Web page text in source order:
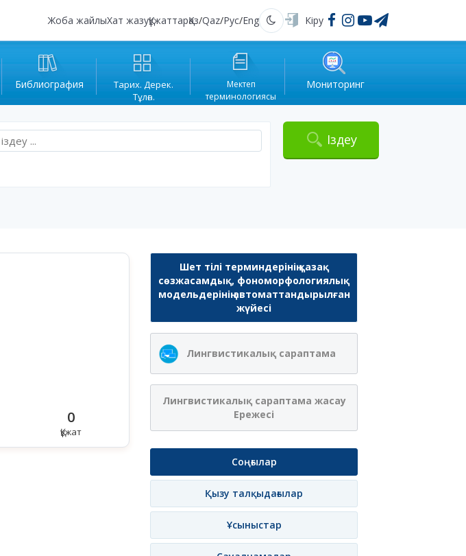
Жоба жайлыХат жазуҚұжаттарҚаз/Qaz/Рус/Eng Қараңғы Кіру
Библиография
Тарих. Дерек.
Тұлға.
Мектеп
терминологиясы
Мониторинг
Іздеу
0
Құжат
Шет тілі терминдерінің қазақ
сөзжасамдық, фономорфологиялық
модельдерінің автоматтандырылған
жүйесі
Лингвистикалық сараптама
Лингвистикалық сараптама жасау
Ережесі
Соңғылар
Қызу талқыдағылар
Ұсыныстар